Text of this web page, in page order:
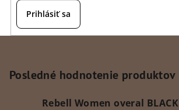
Prihlásiť sa
Posledné hodnotenie produktov
Rebell Women overal BLACK